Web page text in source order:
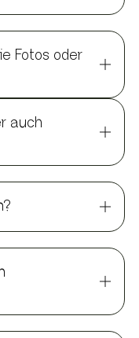
Fotos oder
auch